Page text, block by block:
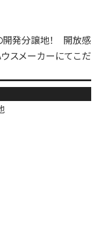
開発分譲地！ 開放感
スメーカーにてこだ